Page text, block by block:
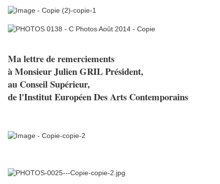
Ma lettre de remerciements
à Monsieur Julien GRIL Président,
au Conseil Supérieur,
de l'Institut Européen Des Arts Contemporains